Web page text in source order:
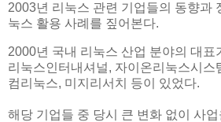
2003년 리눅스 관련 기업들의 동향과
눅스 활용 사례를 짚어본다.
2000년 국내 리눅스 산업 분야의 대표
리눅스인터내셔널, 자이온리눅스시스
컴리눅스, 미지리서치 등이 있었다.
해당 기업들 중 당시 큰 변화 없이 사